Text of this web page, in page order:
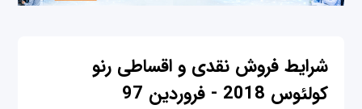
شرایط فروش نقدی و اقساطی رنو
کولئوس 2018 - فروردین 97